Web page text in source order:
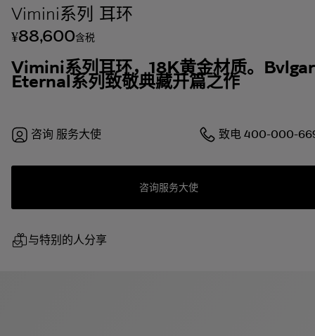
Vimini系列 耳环
¥88,600含税
Vimini系列耳环，18K黄金材质。
Eternal系列致敬典藏开篇之作
咨询 服务大使 致电400-000-
咨询服务大使
与特别的人分享